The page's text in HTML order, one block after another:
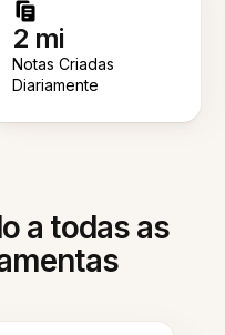
2 mi
Notas Criadas
Diariamente
a todas as